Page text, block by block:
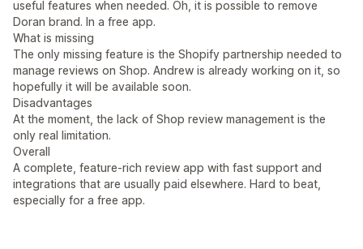
useful features when needed. Oh, it is possible to remove
Doran brand. In a free app.
What is missing
The only missing feature is the Shopify partnership needed to
manage reviews on Shop. Andrew is already working on it, so
hopefully it will be available soon.
Disadvantages
At the moment, the lack of Shop review management is the
only real limitation.
Overall
A complete, feature-rich review app with fast support and
integrations that are usually paid elsewhere. Hard to beat,
especially for a free app.